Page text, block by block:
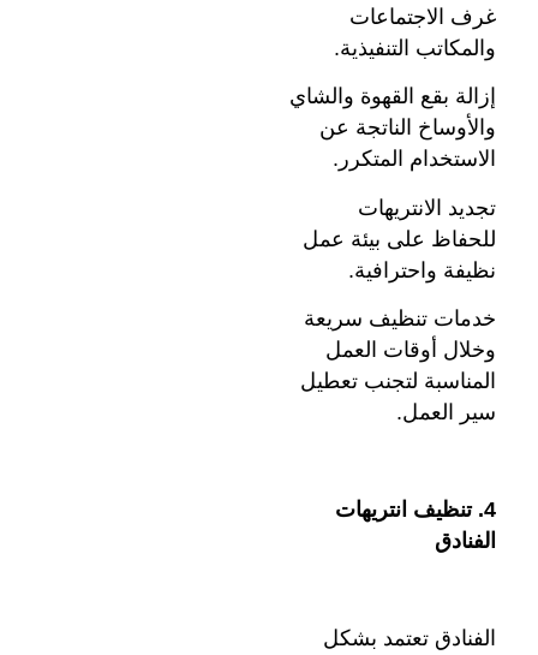
غرف الاجتماعات
والمكاتب التنفيذية.
إزالة بقع القهوة والشاي
والأوساخ الناتجة عن
الاستخدام المتكرر.
تجديد الانتريهات
للحفاظ على بيئة عمل
نظيفة واحترافية.
خدمات تنظيف سريعة
وخلال أوقات العمل
المناسبة لتجنب تعطيل
سير العمل.
4. تنظيف انتريهات
الفنادق
الفنادق تعتمد بشكل